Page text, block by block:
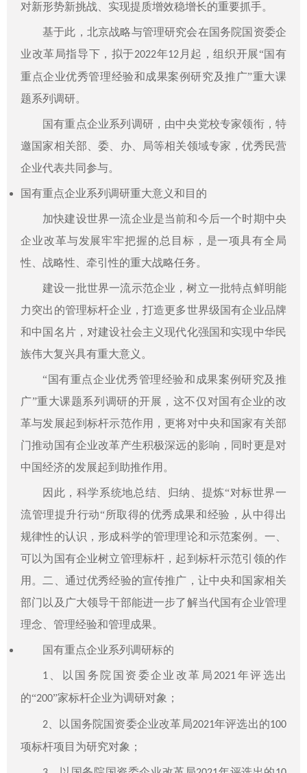
对新形势新挑战、实现提质增效稳增长的重要抓手。
基于此，北京战略与管理研究会在国务院国资委企
业改革局指导下，拟于2022年12 月起，组织开展“国有
重点企业优秀管理经验和成果案例研究及推广”重大课
题系列调研。
国有重点企业系列调研，由中央党校专家领衔，特
邀国家相关部、委、办、局等相关领域专家，优秀民营
企业代表共同参与。
国有重点企业系列调研重大意义和目的
加快建设世界一流企业是当前和今后一个时期中央
企业改革与发展牢牢把握的总目标，是一项具有全局
性、战略性、牵引性的重大战略任务。
建设一批世界一流示范企业，树立一批特点鲜明能
力突出的管理标杆企业，打造更多世界级国有企业品牌
和中国名片，对建设社会主义现代化强国和实现中华民
族伟大复兴具有重大意义。
“国有重点企业优秀管理经验和成果案例研究及推
广”重大课题系列调研的开展，这不仅对国有企业的改
革与发展起到标杆示范作用，更将对中央和国家有关部
门推动国有企业改革产生积极深远的影响，同时更是对
中国经济的发展起到助推作用。
因此，科学系统地总结、归纳、提炼“对标世界一
流管理提升行动“所取得的优秀成果和经验，从中得出
规律性的认识，形成科学的管理理论和示范案例。一、
可以为国有企业树立管理标杆，起到标杆示范引领的作
用。二、通过优秀经验的宣传推广，让中央和国家相关
部门以及广大领导干部能进一步了解当代国有企业管理
理念、管理经验和管理成果。
国有重点企业系列调研标的
1 、以国务院国资委企业改革局 2021年评选出
的“200”家标杆企业为调研对象；
2 、以国务院国资委企业改革局2021年评选出的100
项标杆项目为研究对象；